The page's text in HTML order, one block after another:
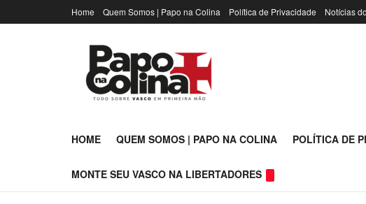
Home Quem Somos | Papo na Colina Política de Privacidade Notícias
HOME QUEM SOMOS | PAPO NA COLINA POLÍTICA DE
MONTE SEU VASCO NA LIBERTADORES